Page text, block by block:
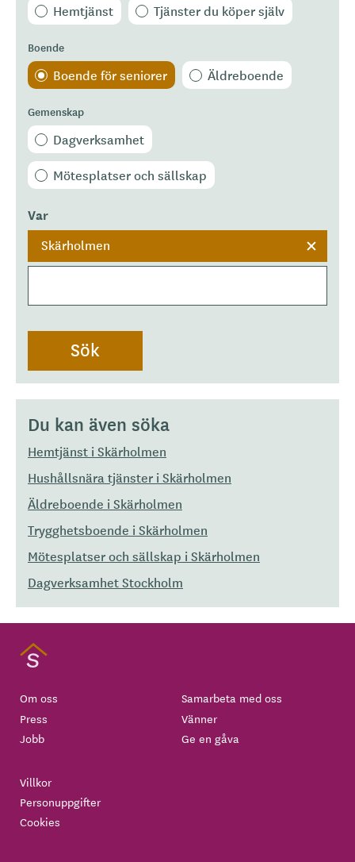
Hemtjänst Tjänster du köper själv
Boende
Boende för seniorer Äldreboende
Gemenskap
Dagverksamhet
Mötesplatser och sällskap
Var
Skärholmen
Du kan även söka
Hemtjänst i Skärholmen
Hushållsnära tjänster i Skärholmen
Äldreboende i Skärholmen
Trygghetsboende i Skärholmen
Mötesplatser och sällskap i Skärholmen
Dagverksamhet Stockholm
Om oss
Press
Jobb
Samarbeta med oss
Vänner
Ge en gåva
Villkor
Personuppgifter
Cookies